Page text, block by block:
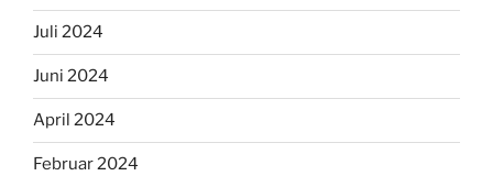
Juli 2024
Juni 2024
April 2024
Februar 2024